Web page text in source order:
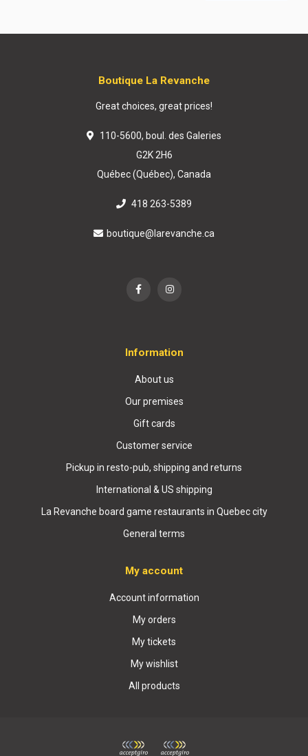
Boutique La Revanche
Great choices, great prices!
110-5600, boul. des Galeries
G2K 2H6
Québec (Québec), Canada
418 263-5389
boutique@larevanche.ca
Information
About us
Our premises
Gift cards
Customer service
Pickup in resto-pub, shipping and returns
International & US shipping
La Revanche board game restaurants in Quebec city
General terms
My account
Account information
My orders
My tickets
My wishlist
All products